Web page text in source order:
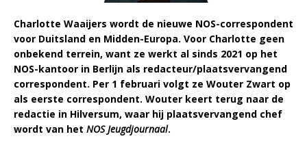
Charlotte Waaijers wordt de nieuwe NOS-correspondent
voor Duitsland en Midden-Europa. Voor Charlotte geen
onbekend terrein, want ze werkt al sinds 2021 op het
NOS-kantoor in Berlijn als redacteur/plaatsvervangend
correspondent. Per 1 februari volgt ze Wouter Zwart op
als eerste correspondent. Wouter keert terug naar de
redactie in Hilversum, waar hij plaatsvervangend chef
wordt van het NOS Jeugdjournaal.